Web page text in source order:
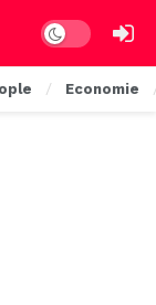
Dark mode
Economie